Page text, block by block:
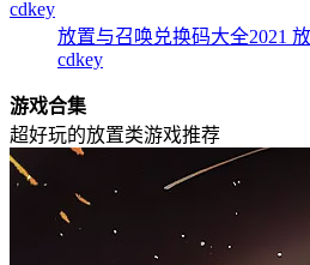
放置与召唤兑换码大全2021
cdkey
游戏合集
超好玩的放置类游戏推荐